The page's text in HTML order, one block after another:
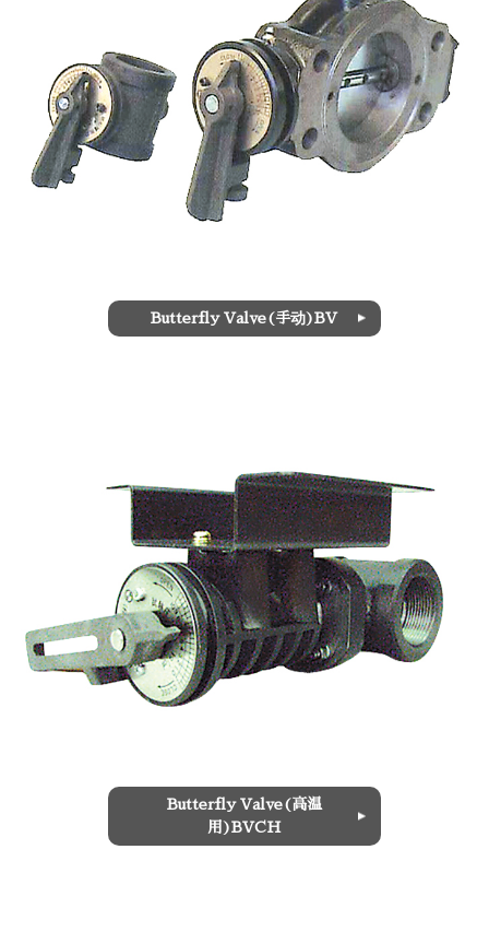
Butterfly Valve(手动)BV
Butterfly Valve(高温
用)BVCH